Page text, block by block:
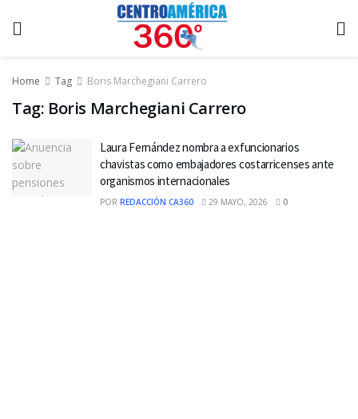
Home Tag Boris Marchegiani Carrero
Tag: Boris Marchegiani Carrero
Laura Fernández nombra a exfuncionarios
chavistas como embajadores costarricenses ante
organismos internacionales
POR REDACCIÓN CA360 29 MAYO, 2026 0